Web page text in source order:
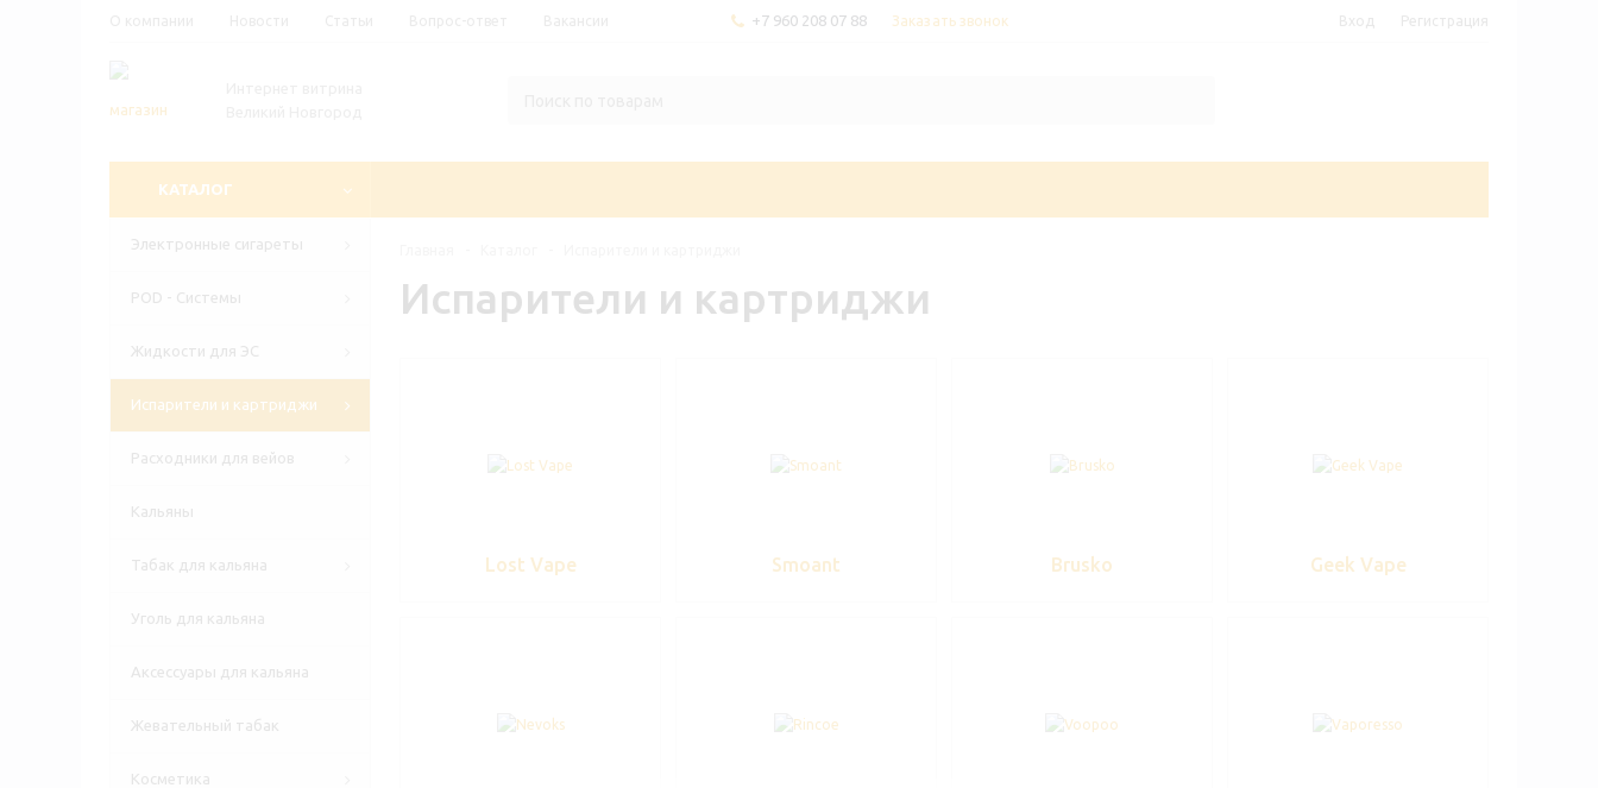
+7 960 208 07 88 Заказать звонок
КАТАЛОГ
Электронные сигареты
POD - Системы
Жидкости для ЭС
Испарители и картриджи
Расходники для вейов
Кальяны
Табак для кальяна
Уголь для кальяна
Аксессуары для кальяна
Жевательный табак
Косметика
Испарители и картриджи
Lost Vape Smoant Brusko Geek Vape